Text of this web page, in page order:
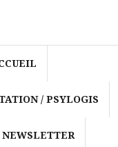
/ PSYLOGIS